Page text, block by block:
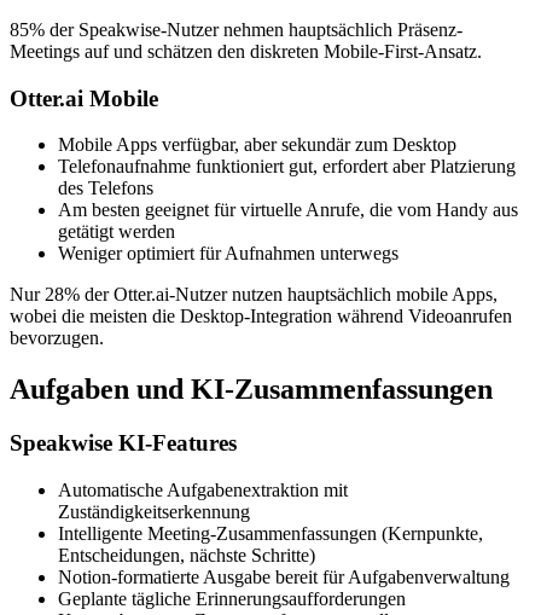
85% der Speakwise-Nutzer nehmen hauptsächlich Präsenz-
Meetings auf und schätzen den diskreten Mobile-First-Ansatz.
Otter.ai Mobile
Mobile Apps verfügbar, aber sekundär zum Desktop
Telefonaufnahme funktioniert gut, erfordert aber Platzierung
des Telefons
Am besten geeignet für virtuelle Anrufe, die vom Handy aus
getätigt werden
Weniger optimiert für Aufnahmen unterwegs
Nur 28% der Otter.ai-Nutzer nutzen hauptsächlich mobile Apps,
wobei die meisten die Desktop-Integration während Videoanrufen
bevorzugen.
Aufgaben und KI-Zusammenfassungen
Speakwise KI-Features
Automatische Aufgabenextraktion mit
Zuständigkeitserkennung
Intelligente Meeting-Zusammenfassungen (Kernpunkte,
Entscheidungen, nächste Schritte)
Notion-formatierte Ausgabe bereit für Aufgabenverwaltung
Geplante tägliche Erinnerungsaufforderungen